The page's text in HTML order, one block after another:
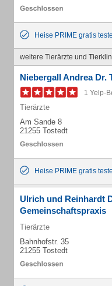
Heise PRIME gratis
weitere Tierärzte und
Niebergall Andrea Dr.
1 Yelp-
Tierärzte
Am Sande 8
21255 Tostedt
Heise PRIME gratis
Ulrich und Reinhardt
Gemeinschaftspraxis
Tierärzte
Bahnhofstr. 35
21255 Tostedt